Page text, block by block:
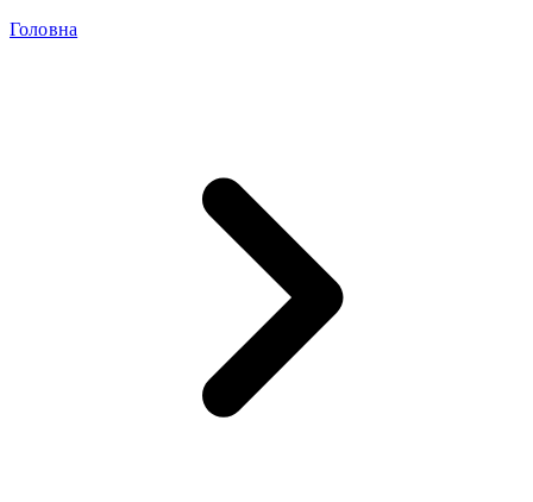
Головна